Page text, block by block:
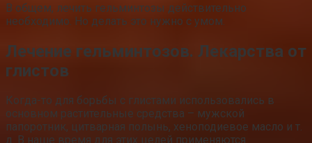
В общем, лечить гельминтозы действительно
необходимо. Но делать это нужно с умом.
Лечение гельминтозов. Лекарства от
глистов
Когда-то для борьбы с глистами использовались в
основном растительные средства – мужской
папоротник, цитварная полынь, хеноподиевое масло и т.
д. В наше время для этих целей применяются